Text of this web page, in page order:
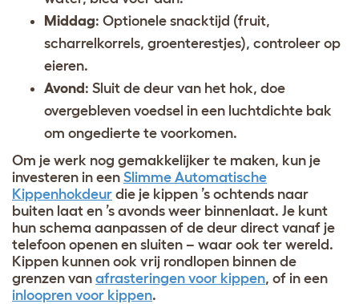
Middag: Optionele snacktijd (fruit,
scharrelkorrels, groenterestjes), controleer op
eieren.
Avond: Sluit de deur van het hok, doe
overgebleven voedsel in een luchtdichte bak
om ongedierte te voorkomen.
Om je werk nog gemakkelijker te maken, kun je
investeren in een Slimme Automatische
Kippenhokdeur die je kippen ’s ochtends naar
buiten laat en ’s avonds weer binnenlaat. Je kunt
hun schema aanpassen of de deur direct vanaf je
telefoon openen en sluiten – waar ook ter wereld.
Kippen kunnen ook vrij rondlopen binnen de
grenzen van afrasteringen voor kippen, of in een
inloopren voor kippen.